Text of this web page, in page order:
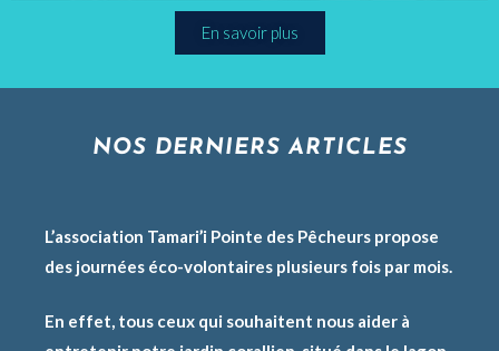
En savoir plus
NOS DERNIERS ARTICLES
L’association Tamari’i Pointe des Pêcheurs propose
des journées éco-volontaires plusieurs fois par mois.
En effet, tous ceux qui souhaitent nous aider à